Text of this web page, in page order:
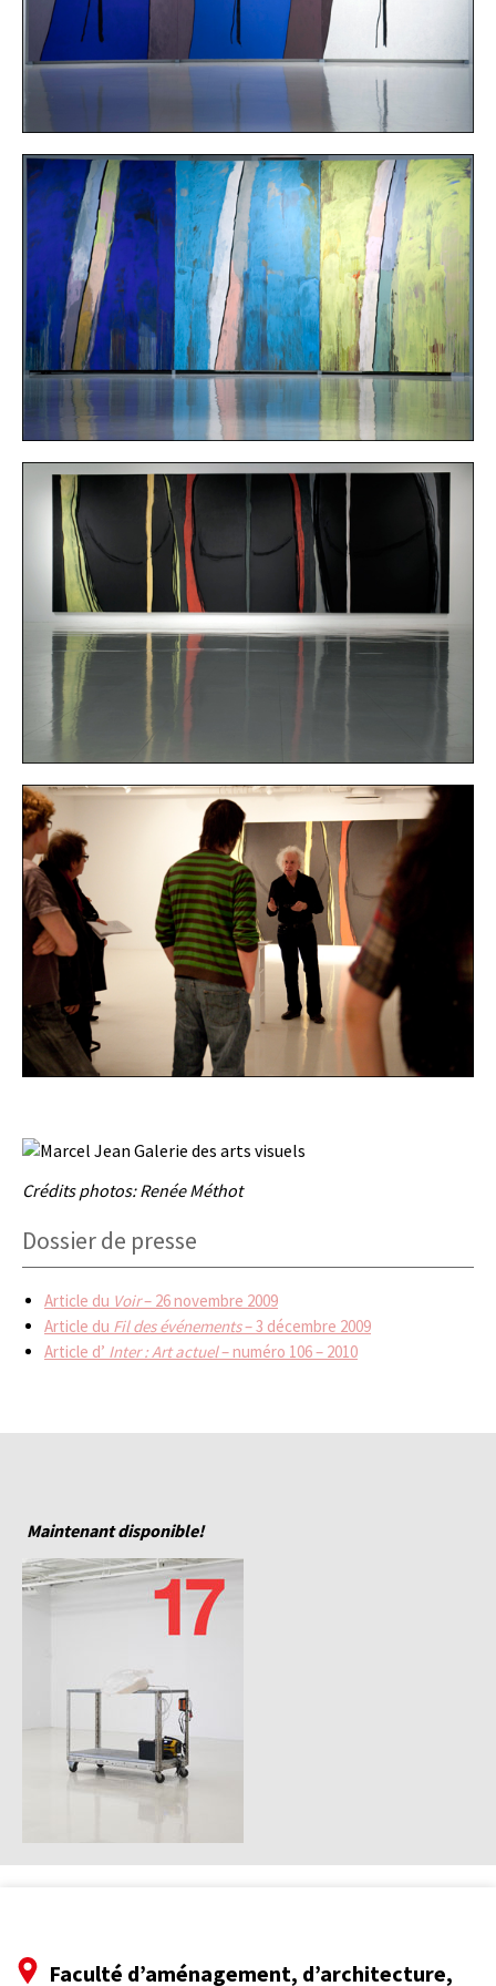
Crédits photos: Renée Méthot
Dossier de presse
Article du Voir– 26 novembre 2009
Article du Fil des événements– 3 décembre 2009
Article d’ Inter : Art actuel– numéro 106 – 2010
Maintenant disponible!
Faculté d’aménagement, d’architecture,